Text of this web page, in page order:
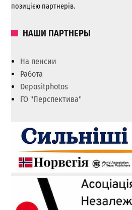
позицією партнерів.
НАШИ ПАРТНЕРЫ
На пенсии
Работа
Depositphotos
ГО "Перспектива"